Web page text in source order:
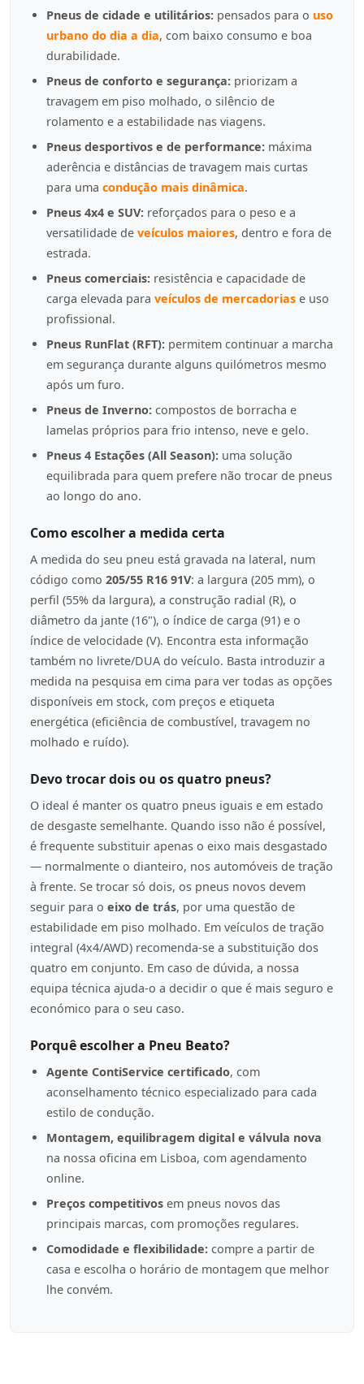
Pneus de cidade e utilitários: pensados para o uso
urbano do dia a dia, com baixo consumo e boa
durabilidade.
Pneus de conforto e segurança: priorizam a
travagem em piso molhado, o silêncio de
rolamento e a estabilidade nas viagens.
Pneus desportivos e de performance: máxima
aderência e distâncias de travagem mais curtas
para uma condução mais dinâmica.
Pneus 4x4 e SUV: reforçados para o peso e a
versatilidade de veículos maiores, dentro e fora de
estrada.
Pneus comerciais: resistência e capacidade de
carga elevada para veículos de mercadorias e uso
profissional.
Pneus RunFlat (RFT): permitem continuar a marcha
em segurança durante alguns quilómetros mesmo
após um furo.
Pneus de Inverno: compostos de borracha e
lamelas próprios para frio intenso, neve e gelo.
Pneus 4 Estações (All Season): uma solução
equilibrada para quem prefere não trocar de pneus
ao longo do ano.
Como escolher a medida certa
A medida do seu pneu está gravada na lateral, num
código como 205/55 R16 91V: a largura (205 mm), o
perfil (55% da largura), a construção radial (R), o
diâmetro da jante (16"), o índice de carga (91) e o
índice de velocidade (V). Encontra esta informação
também no livrete/DUA do veículo. Basta introduzir a
medida na pesquisa em cima para ver todas as opções
disponíveis em stock, com preços e etiqueta
energética (eficiência de combustível, travagem no
molhado e ruído).
Devo trocar dois ou os quatro pneus?
O ideal é manter os quatro pneus iguais e em estado
de desgaste semelhante. Quando isso não é possível,
é frequente substituir apenas o eixo mais desgastado
— normalmente o dianteiro, nos automóveis de tração
à frente. Se trocar só dois, os pneus novos devem
seguir para o eixo de trás, por uma questão de
estabilidade em piso molhado. Em veículos de tração
integral (4x4/AWD) recomenda-se a substituição dos
quatro em conjunto. Em caso de dúvida, a nossa
equipa técnica ajuda-o a decidir o que é mais seguro e
económico para o seu caso.
Porquê escolher a Pneu Beato?
Agente ContiService certificado, com
aconselhamento técnico especializado para cada
estilo de condução.
Montagem, equilibragem digital e válvula nova
na nossa oficina em Lisboa, com agendamento
online.
Preços competitivos em pneus novos das
principais marcas, com promoções regulares.
Comodidade e flexibilidade: compre a partir de
casa e escolha o horário de montagem que melhor
lhe convém.